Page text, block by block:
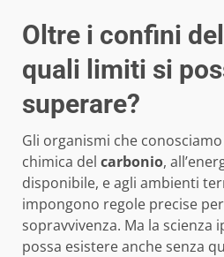
Oltre i confini
quali limiti si
superare?
Gli organismi che
chimica del carbonio,
disponibile, e agli ambienti
impongono regole precise
sopravvivenza. Ma la scienza
possa esistere anche senza